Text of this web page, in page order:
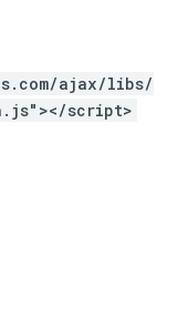
ajax/libs/
script>